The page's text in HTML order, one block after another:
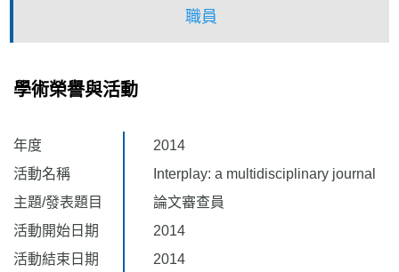
職員
學術榮譽與活動
年度
2014
活動名稱
Interplay: a multidisciplinary journal
主題/發表題目
論文審查員
活動開始日期
2014
活動結束日期
2014